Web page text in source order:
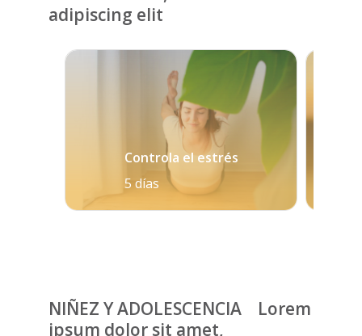
adipiscing elit
Controla el estrés
5 días
NIÑEZ Y ADOLESCENCIA Lorem
ipsum dolor sit amet,